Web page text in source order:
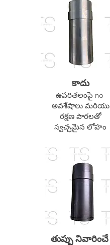
కాదు
ఉపరితలంపై no
అవశేషాలు మరియు
రక్షణ పొరలతో
స్వచ్ఛమైన లోహం
తుప్పు నివారించే